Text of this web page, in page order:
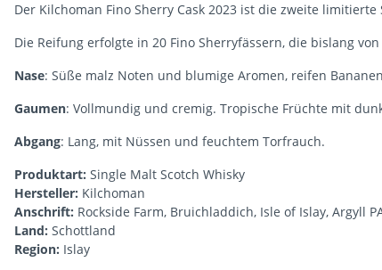
Der Kilchoman Fino Sherry Cask 2023 ist die zweite
Die Reifung erfolgte in 20 Fino Sherryfässern, die bislang
Nase: Süße malz Noten und blumige Aromen, reifen
Gaumen: Vollmundig und cremig. Tropische Früchte mit
Abgang: Lang, mit Nüssen und feuchtem Torfrauch.
Produktart: Single Malt Scotch Whisky
Hersteller: Kilchoman
Anschrift: Rockside Farm, Bruichladdich, Isle of Islay, Argyll
Land: Schottland
Region: Islay